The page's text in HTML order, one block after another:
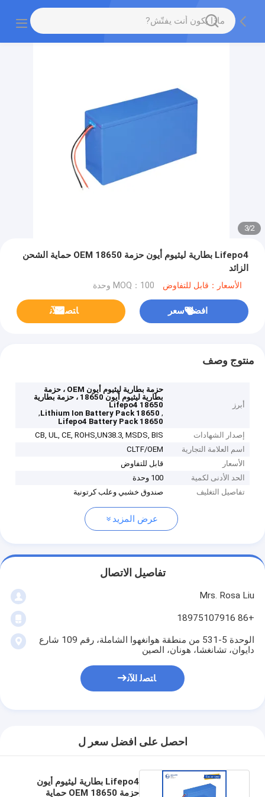
2
/
3
Lifepo4 بطارية ليثيوم أيون حزمة OEM 18650 حماية الشحن
الزائد
الأسعار：قابل للتفاوض MOQ：100 وحدة
افضل سعر ﺎﺘﺼﻟ ﺍﻶﻧ
منتوج وصف
أبرز
حزمة بطارية ليثيوم أيون OEM ، حزمة
بطارية ليثيوم أيون 18650 ، حزمة بطارية
Lifepo4 18650
,
18650 Lithium Ion Battery Pack
,
18650 Lifepo4 Battery Pack
إصدار الشهادات
CB, UL, CE, ROHS,UN38.3, MSDS, BIS
اسم العلامة التجارية
CLTF/OEM
الأسعار
قابل للتفاوض
الحد الأدنى لكمية
100 وحدة
تفاصيل التغليف
صندوق خشبي وعلب كرتونية
عرض المزيد
تفاصيل الاتصال
Mrs. Rosa Liu
+86 18975107916
الوحدة 5-531 من منطقة هوانغهوا الشاملة، رقم 109 شارع
دايوان، تشانغشا، هونان، الصين
ﺎﺘﺼﻟ ﺍﻶﻧ
احصل على افضل سعر ل
Lifepo4 بطارية ليثيوم أيون
حزمة OEM 18650 حماية